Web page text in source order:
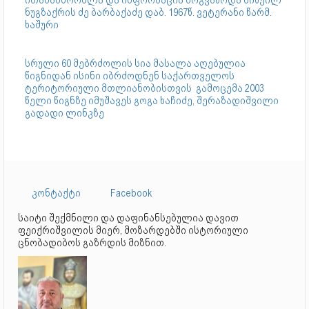
ნუგზაქრის ძე ბარბაქაძე დაბ. 1967წ. ვეტერანი წარმ.
ხაშური
სრული 60 მებრძოლის სია მასალა აღებულია
წიგნიდან ისინი იბრძოდნენ საქართველოს
ტერიტორიული მთლიანობისთვის გამოცემა 2003
წელი წიგნზე იმუშავეს გოგა ხაჩიძე, შერაზადიშვილი
გადადი ლინკზე
კონტაქტი
Facebook
საიტი შექმნილი და დაფინანსებულია დავით
ფეიქრიშვილის მიერ, მოზარდებში ისტორიული
ცნობადიბოს გაზრდის მიზნით.